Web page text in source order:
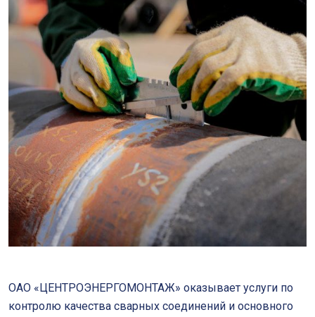
ОАО «ЦЕНТРОЭНЕРГОМОНТАЖ» оказывает услуги по
контролю качества сварных соединений и основного